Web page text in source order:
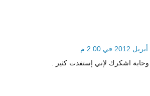
وحابة اشكرك لإني إستفدت كثير .